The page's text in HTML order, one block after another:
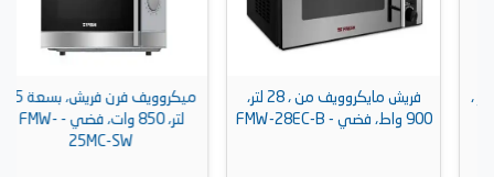
فريش مايكروويف من ، 28 لتر،
ميكروويف فرن فريش، بسعة 25
لتر، 850 وات، فضي - FMW-
25MC-SW